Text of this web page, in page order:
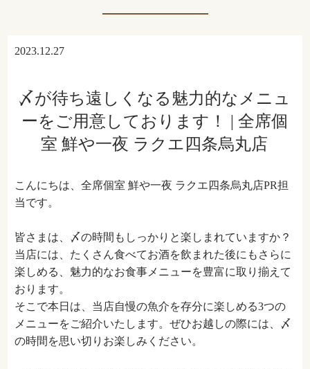
2023.12.27
〆が待ち遠しくなる魅力的なメニュ
ーをご用意しております！ | 全席個
室 鮮や一夜 ラクエ四条烏丸店
こんにちは、全席個室 鮮や一夜 ラクエ四条烏丸店PR担
当です。
皆さまは、〆の時間もしっかりと楽しまれていますか？
当店には、たくさん食べてお酒を飲まれた後にもさらに
楽しめる、魅力的なお食事メニューを豊富に取り揃えて
おります。
そこで本日は、当店自慢の魚介を存分に楽しめる3つの
メニューをご紹介いたします。ぜひお越しの際には、〆
の時間を思い切りお楽しみください。